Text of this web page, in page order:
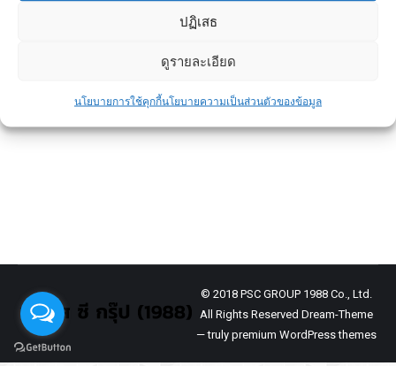
ปฏิเสธ
ดูรายละเอียด
นโยบายการใช้คุกกี้นโยบายความเป็นส่วนตัวของข้อมูล
การดูแลบ้านช่วงหน้าฝน
Byadmin August 27, 2024
การเลือกใช้บันไดในบ้านหรืออาคารนั้นมีความ
สำคัญทั้งในด้านการใช้งานและความสวยงาม
© 2018 PSC GROUP 1988 Co., Ltd.
All Rights Reserved Dream-Theme
— truly premium WordPress themes